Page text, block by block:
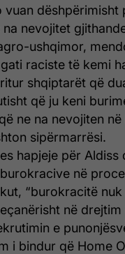
vuan dëshpërimisht
na nevojitet
ushqimor,
raciste të kemi
shqiptarët që
që ju keni
ne na nevojiten
sipërmarrësi.
hapjeje për Aldiss
në
“burokracitë
në
e
i bindur që Home